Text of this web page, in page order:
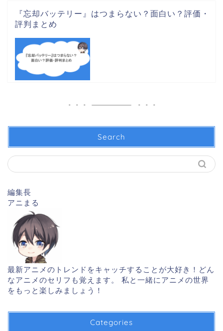
『忘却バッテリー』はつまらない？面白い？評価・
評判まとめ
Search
編集長
アニまる
最新アニメのトレンドをキャッチすることが大好き！どん
なアニメのセリフも覚えます。 私と一緒にアニメの世界
をもっと楽しみましょう！
Categories